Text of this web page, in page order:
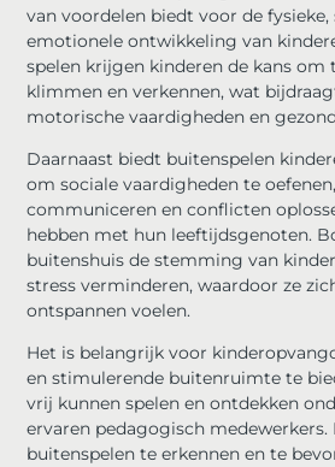
van voordelen biedt voor de fysieke,
emotionele ontwikkeling van
spelen krijgen kinderen de kans om
klimmen en verkennen, wat
motorische vaardigheden en
Daarnaast biedt buitenspelen
om sociale vaardigheden te
communiceren en conflicten
hebben met hun leeftijdsgenoten.
buitenshuis de stemming van
stress verminderen, waardoor ze
ontspannen voelen.
Het is belangrijk voor
en stimulerende buitenruimte te
vrij kunnen spelen en ontdekken
ervaren pedagogisch
buitenspelen te erkennen en te